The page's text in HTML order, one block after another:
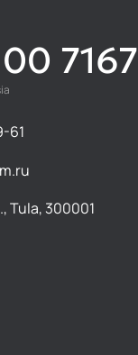
7167
61
Tula, 300001